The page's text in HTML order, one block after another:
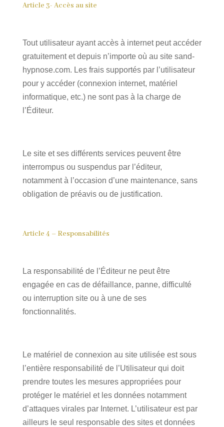
Article 3- Accès au site
Tout utilisateur ayant accès à internet peut accéder
gratuitement et depuis n’importe où au site sand-
hypnose.com. Les frais supportés par l’utilisateur
pour y accéder (connexion internet, matériel
informatique, etc.) ne sont pas à la charge de
l’Éditeur.
Le site et ses différents services peuvent être
interrompus ou suspendus par l’éditeur,
notamment à l’occasion d’une maintenance, sans
obligation de préavis ou de justification.
Article 4 – Responsabilités
La responsabilité de l’Éditeur ne peut être
engagée en cas de défaillance, panne, difficulté
ou interruption site ou à une de ses
fonctionnalités.
Le matériel de connexion au site utilisée est sous
l’entière responsabilité de l’Utilisateur qui doit
prendre toutes les mesures appropriées pour
protéger le matériel et les données notamment
d’attaques virales par Internet. L’utilisateur est par
ailleurs le seul responsable des sites et données